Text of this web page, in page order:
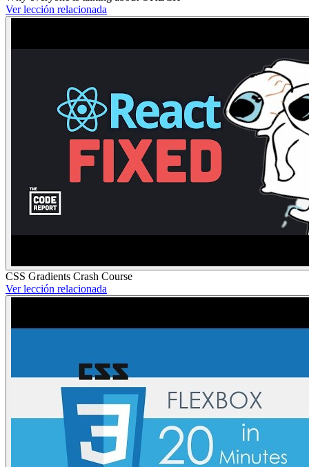
Ver lección relacionada
CSS Gradients Crash Course
Ver lección relacionada